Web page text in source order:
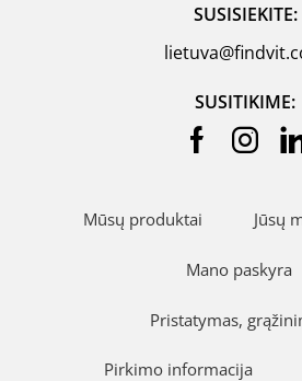
SUSISIEKITE:
SUSITIKIME:
Mūsų produktai Jūsų
Mano paskyra
Pristatymas,
Pirkimo informacija